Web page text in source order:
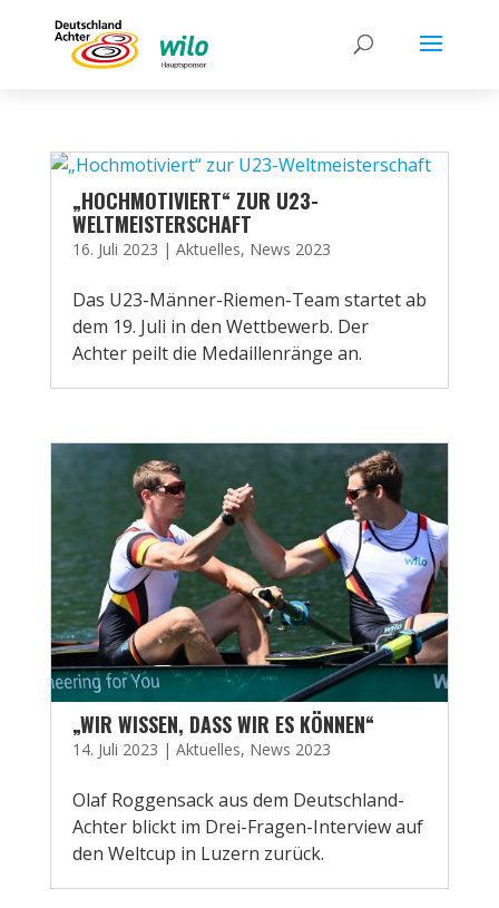
„HOCHMOTIVIERT“ ZUR U23-
WELTMEISTERSCHAFT
16. Juli 2023 | Aktuelles, News 2023
Das U23-Männer-Riemen-Team startet ab
dem 19. Juli in den Wettbewerb. Der
Achter peilt die Medaillenränge an.
„WIR WISSEN, DASS WIR ES KÖNNEN“
14. Juli 2023 | Aktuelles, News 2023
Olaf Roggensack aus dem Deutschland-
Achter blickt im Drei-Fragen-Interview auf
den Weltcup in Luzern zurück.